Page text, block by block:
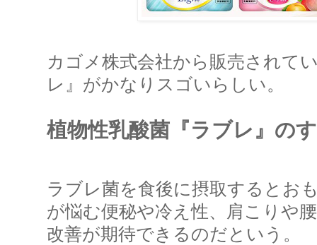
カゴメ株式会社から販売されて
レ』がかなりスゴいらしい。
植物性乳酸菌『ラブレ』の
ラブレ菌を食後に摂取するとお
が悩む便秘や冷え性、肩こりや
改善が期待できるのだという。